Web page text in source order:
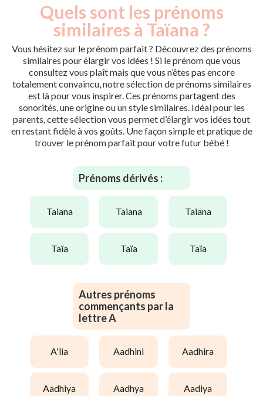
Quels sont les prénoms
similaires à Taïana ?
Vous hésitez sur le prénom parfait ? Découvrez des prénoms
similaires pour élargir vos idées ! Si le prénom que vous
consultez vous plaît mais que vous n’êtes pas encore
totalement convaincu, notre sélection de prénoms similaires
est là pour vous inspirer. Ces prénoms partagent des
sonorités, une origine ou un style similaires. Idéal pour les
parents, cette sélection vous permet d’élargir vos idées tout
en restant fidèle à vos goûts. Une façon simple et pratique de
trouver le prénom parfait pour votre futur bébé !
Prénoms dérivés :
taiana taiana taiana
taïa taïa taïa
Autres prénoms
commençants par la
lettre A
a'lia aadhini aadhira
aadhiya aadhya aadiya